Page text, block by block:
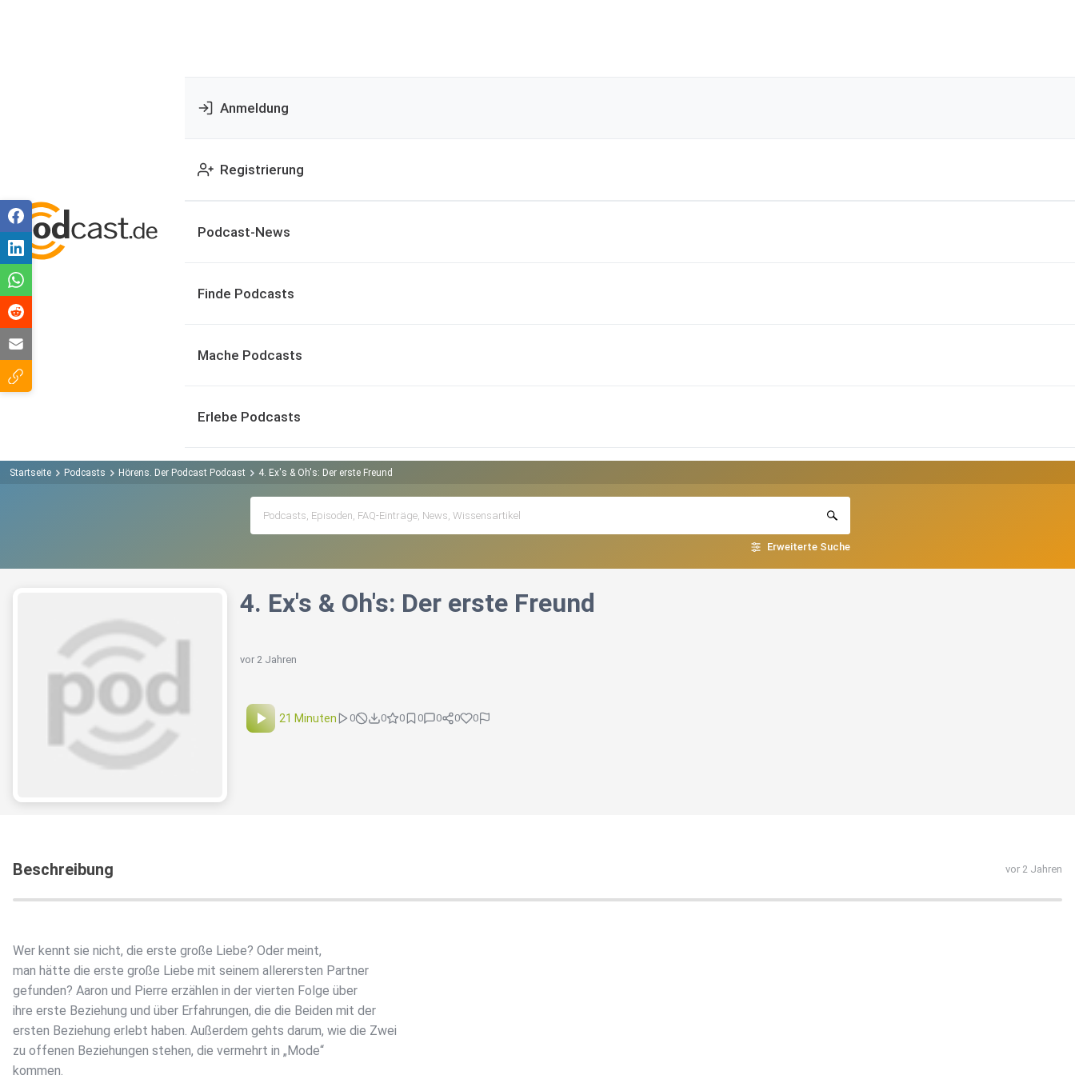
Anmeldung
Registrierung
Podcast-News
Finde Podcasts
Mache Podcasts
Erlebe Podcasts
Startseite Podcasts Hörens. Der Podcast Podcast 4. Ex's & Oh's: Der erste Freund
Erweiterte Suche
4. Ex's & Oh's: Der erste Freund
vor 2 Jahren
21 Minuten 0 0 0 0 0 0 0
Beschreibung vor 2 Jahren
Wer kennt sie nicht, die erste große Liebe? Oder meint,
man hätte die erste große Liebe mit seinem allerersten Partner
gefunden? Aaron und Pierre erzählen in der vierten Folge über
ihre erste Beziehung und über Erfahrungen, die die Beiden mit der
ersten Beziehung erlebt haben. Außerdem gehts darum, wie die Zwei
zu offenen Beziehungen stehen, die vermehrt in „Mode“
kommen.